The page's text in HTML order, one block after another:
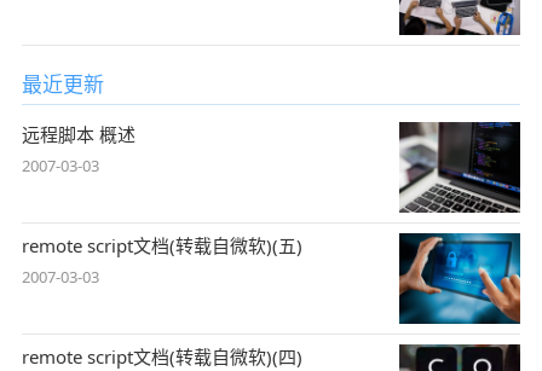
最近更新
远程脚本 概述
2007-03-03
remote script文档(转载自微软)(五)
2007-03-03
remote script文档(转载自微软)(四)